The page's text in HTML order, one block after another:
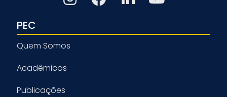
PEC
Quem Somos
Acadêmicos
Publicações